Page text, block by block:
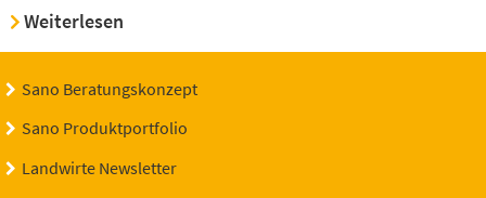
Weiterlesen
Sano Beratungskonzept
Sano Produktportfolio
Landwirte Newsletter